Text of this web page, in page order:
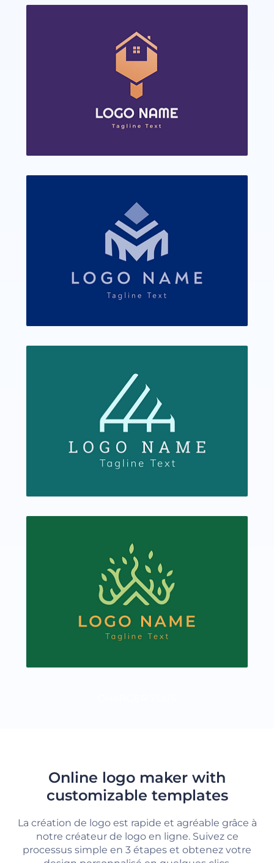
Online logo maker with
customizable templates
La création de logo est rapide et agréable grâce à
notre créateur de logo en ligne. Suivez ce
processus simple en 3 étapes et obtenez votre